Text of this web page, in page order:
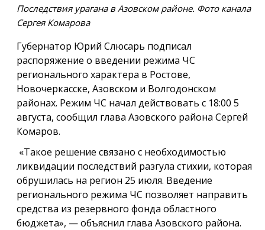
Последствия урагана в Азовском районе. Фото канала
Сергея Комарова
Губернатор Юрий Слюсарь подписал
распоряжение о введении режима ЧС
регионального характера в Ростове,
Новочеркасске, Азовском и Волгодонском
районах. Режим ЧС начал действовать с 18:00 5
августа, сообщил глава Азовского района Сергей
Комаров.
«Такое решение связано с необходимостью
ликвидации последствий разгула стихии, которая
обрушилась на регион 25 июля. Введение
регионального режима ЧС позволяет направить
средства из резервного фонда областного
бюджета», — объяснил глава Азовского района.